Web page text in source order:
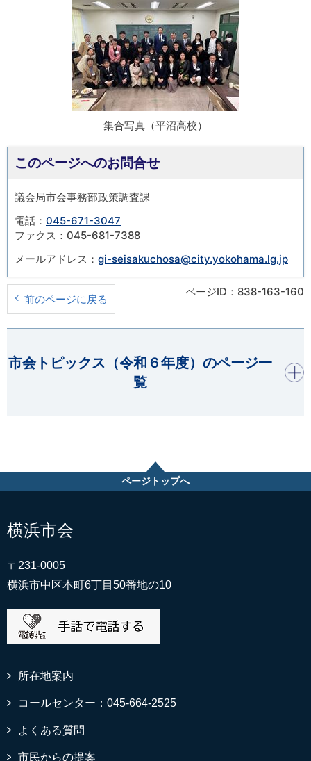
集合写真（平沼高校）
このページへのお問合せ
議会局市会事務部政策調査課
電話： 045-671-3047
ファクス：045-681-7388
メールアドレス： gi-seisakuchosa@city.yokohama.lg.jp
前のページに戻る
ページID：838-163-160
市会トピックス（令和６年度）のページ一
覧
開く
ページトップへ
横浜市会
〒231-0005
横浜市中区本町6丁目50番地の10
所在地案内
コールセンター：045-664-2525
よくある質問
市民からの提案